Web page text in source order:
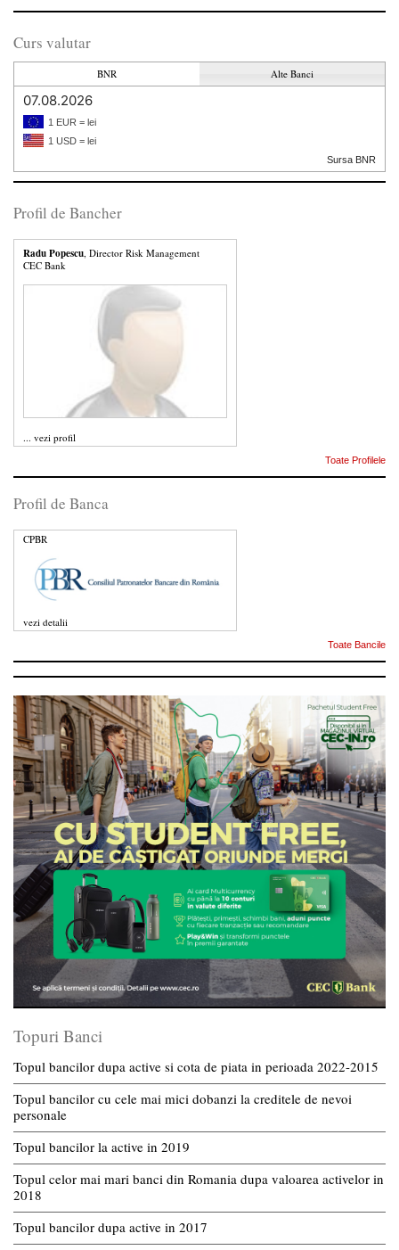
Curs valutar
BNR Alte Banci
07.08.2026
1 EUR = lei
1 USD = lei
Sursa BNR
Profil de Bancher
Radu Popescu , Director Risk Management
CEC Bank
... vezi profil
Toate Profilele
Profil de Banca
CPBR
vezi detalii
Toate Bancile
Topuri Banci
Topul bancilor dupa active si cota de piata in perioada 2022-2015
Topul bancilor cu cele mai mici dobanzi la creditele de nevoi
personale
Topul bancilor la active in 2019
Topul celor mai mari banci din Romania dupa valoarea activelor in
2018
Topul bancilor dupa active in 2017